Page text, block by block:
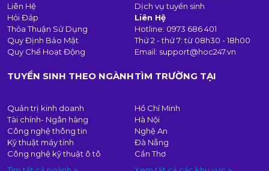
Liên Hệ
Hỏi Đáp
Thỏa Thuận Sử Dụng
Quy Định Bảo Mật
Quy Chế Hoạt Động
Dịch vụ tuyển sinh
Liên Hệ
Hotline: 0973 686 401
Thứ 2 - thứ 7: từ 08h30 - 18h00
Email: support@hoc247.vn
TUYỂN SINH THEO NGÀNH
Quản trị kinh doanh
Tài chính- Ngân hàng
Công nghệ thông tin
Kỹ thuật máy tính
Công nghệ kỹ thuật ô tô
TÌM TRƯỜNG TẠI
Hồ Chí Minh
Hà Nội
Nghệ An
Đà Nẵng
Cần Thơ